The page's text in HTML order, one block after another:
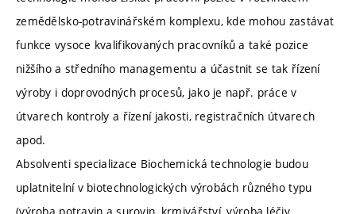
zemědělsko-potravinářském komplexu, kde mohou zastávat
funkce vysoce kvalifikovaných pracovníků a také pozice
nižšího a středního managementu a účastnit se tak řízení
výroby i doprovodných procesů, jako je např. práce v
útvarech kontroly a řízení jakosti, registračních útvarech
apod.
Absolventi specializace Biochemická technologie budou
uplatnitelní v biotechnologických výrobách různého typu